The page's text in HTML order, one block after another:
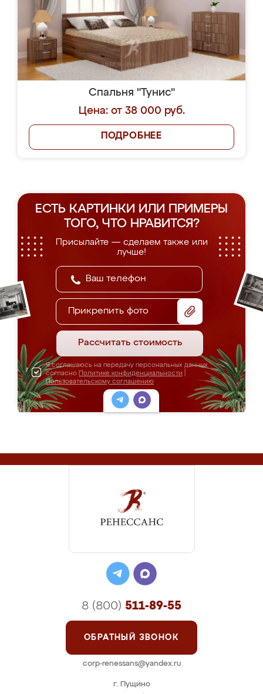
Спальня "Тунис"
Цена: от 38 000 руб.
ПОДРОБНЕЕ
ЕСТЬ КАРТИНКИ ИЛИ ПРИМЕРЫ
ТОГО, ЧТО НРАВИТСЯ?
Присылайте — сделаем также или
лучше!
Прикрепить фото
Рассчитать стоимость
Я соглашаюсь на передачу персональных данных
согласно Политике конфиденциальности
Пользовательскому соглашению
г. Пущино
8 (800) 511-89-55
ОБРАТНЫЙ ЗВОНОК
corp-renessans@yandex.ru